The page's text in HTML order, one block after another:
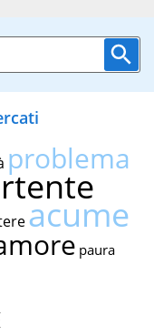
problema
acume
paura